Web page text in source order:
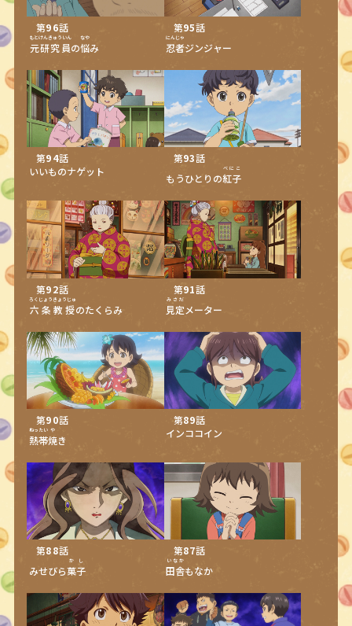
第96話
元研究員
もとけんきゅういん
の悩
なや
み
第95話
忍者
にんじゃ
ジンジャー
第94話
いいものナゲット
第93話
もうひとりの紅子
べにこ
第92話
六条教授
ろくじょうきょうじゅ
のたくらみ
第91話
見定
みさだ
メーター
第90話
熱帯
ねったい
焼
や
き
第89話
インココイン
第88話
みせびら菓子
かし
第87話
田舎
いなか
もなか